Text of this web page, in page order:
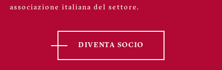
associazione italiana del settore.
DIVENTA SOCIO